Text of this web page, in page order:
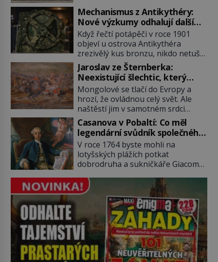
Když ho pak věší, myslí si, že útrapy
skončily. Těsně předtím, než ztratí
vědomí ho odříznou a začnou jeho
tělo zbavovat orgánů. Chvíli ještě
vnímá, pak ho vysvobodí
bezvědomí a smrt. Do posledního
doušku Kdo: Sokrates […]
Mechanismus z Antikythéry:
Nové výzkumy odhalují další
překvapení o starověkém
počítači
Když řečtí potápěči v roce 1901
objeví u ostrova Antikythéra
zrezivělý kus bronzu, nikdo netuší,
že drží v rukou jeden z
nejúžasnějších vynálezů starověku.
Až moderní rentgenové tomografy
odhalí desítky ozubených kol
ukrytých uvnitř. Mechanismus z
Antikythéry je dnes považován za
nejstarší známý analogový počítač
na světě. Přesto ani po více než sto
letech výzkumu […]
Jaroslav ze Šternberka:
Neexistující šlechtic, který
z Moravy vyžene Mongoly
Mongolové se tlačí do Evropy a
hrozí, že ovládnou celý svět. Ale
naštěstí jim v samotném srdci
Evropy stojí v cestě malé, ale silné
království, které dokáže
dobyvatelské hordy zastavit. Co
nedokáže žádná z asijských říší, co
nedokážou Němci – to dokáže
český král. Nebo že by ne?
Mongolové od roku 1223 postupují
podél Kaspického a Azovského
moře, […]
Casanova v Pobaltí: Co měl
legendární svůdník společného
se svobodnými zednáři?
V roce 1764 byste mohli na
lotyšských plážích potkat
dobrodruha a sukničkáře Giacoma
moři však nebyla turistickým
výletem, ale ryze pracovní cestou
se zištnými úmysly. Jaký cíl
Casanova sledoval, když se
například procházel uličkami
lotyšské Rigy? Casanova v Pobaltí
kontaktoval tamní zednářské lóže.
Nebyl v této oblasti žádným